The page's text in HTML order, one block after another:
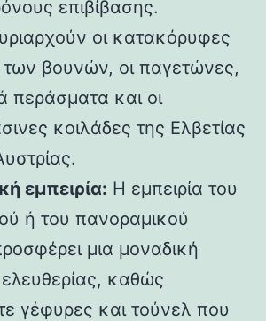
επιβίβασης.
οι κατακόρυφες
βουνών, οι παγετώνες,
περάσματα και οι
κοιλάδες της Ελβετίας
εμπειρία: Η εμπειρία του
ή του πανοραμικού
μια μοναδική
καθώς
γέφυρες και τούνελ που